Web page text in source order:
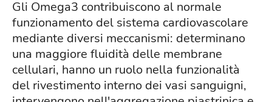
Gli Omega3 contribuiscono al normale
funzionamento del sistema cardiovascolare
mediante diversi meccanismi: determinano
una maggiore fluidità delle membrane
cellulari, hanno un ruolo nella funzionalità
del rivestimento interno dei vasi sanguigni,